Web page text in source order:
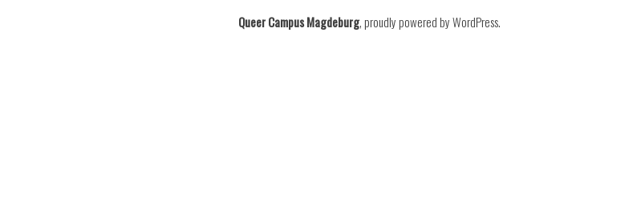
Queer Campus Magdeburg,proudly powered by WordPress.